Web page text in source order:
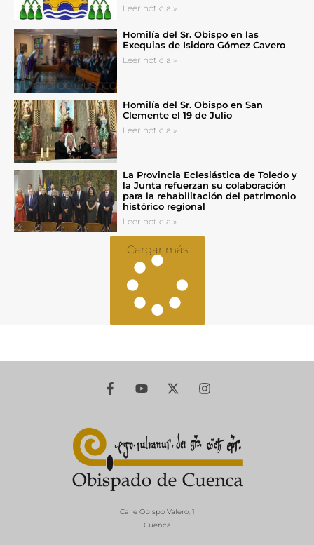
Leer noticia »
Homilía del Sr. Obispo en las
Exequias de Isidoro Gómez Cavero
Leer noticia »
Homilía del Sr. Obispo en San
Clemente el 19 de Julio
Leer noticia »
La Provincia Eclesiástica de Toledo y
la Junta refuerzan su colaboración
para la rehabilitación del patrimonio
histórico regional
Leer noticia »
Cargar más
Calle Obispo Valero, 1
Cuenca